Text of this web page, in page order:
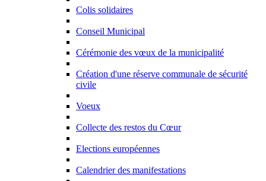
Colis solidaires
Conseil Municipal
Cérémonie des vœux de la municipalité
Création d'une réserve communale de sécurité
civile
Voeux
Collecte des restos du Cœur
Elections européennes
Calendrier des manifestations